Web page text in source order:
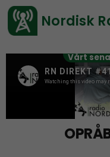
Vårt
Nordisk